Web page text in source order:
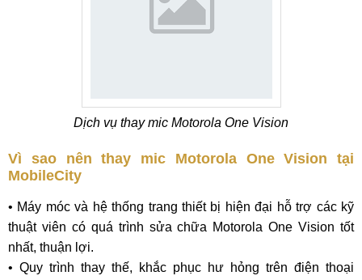
Dịch vụ thay mic Motorola One Vision
Vì sao nên thay mic Motorola One Vision tại
MobileCity
• Máy móc và hệ thống trang thiết bị hiện đại hỗ trợ các kỹ
thuật viên có quá trình sửa chữa Motorola One Vision tốt
nhất, thuận lợi.
• Quy trình thay thế, khắc phục hư hỏng trên điện thoại